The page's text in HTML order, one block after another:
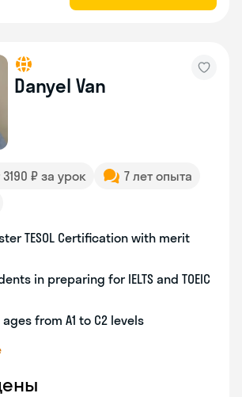
Danyel Van
3190 ₽ за урок
7 лет опыта
TESOL Certification with merit
in preparing for IELTS and TOEIC
from A1 to C2 levels